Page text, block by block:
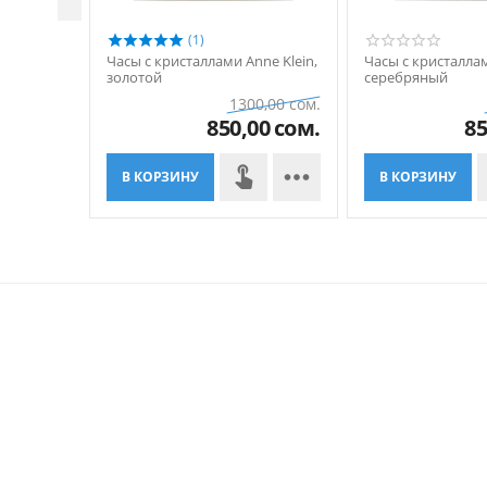
(1)
Часы с кристаллами Anne Klein,
золотой
1300,00 сом.
850,00сом.
В КОРЗИНУ 
Часы с
серебряный
В КОРЗИНУ